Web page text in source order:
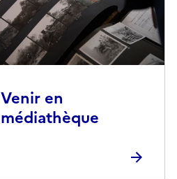
Venir en
médiathèque